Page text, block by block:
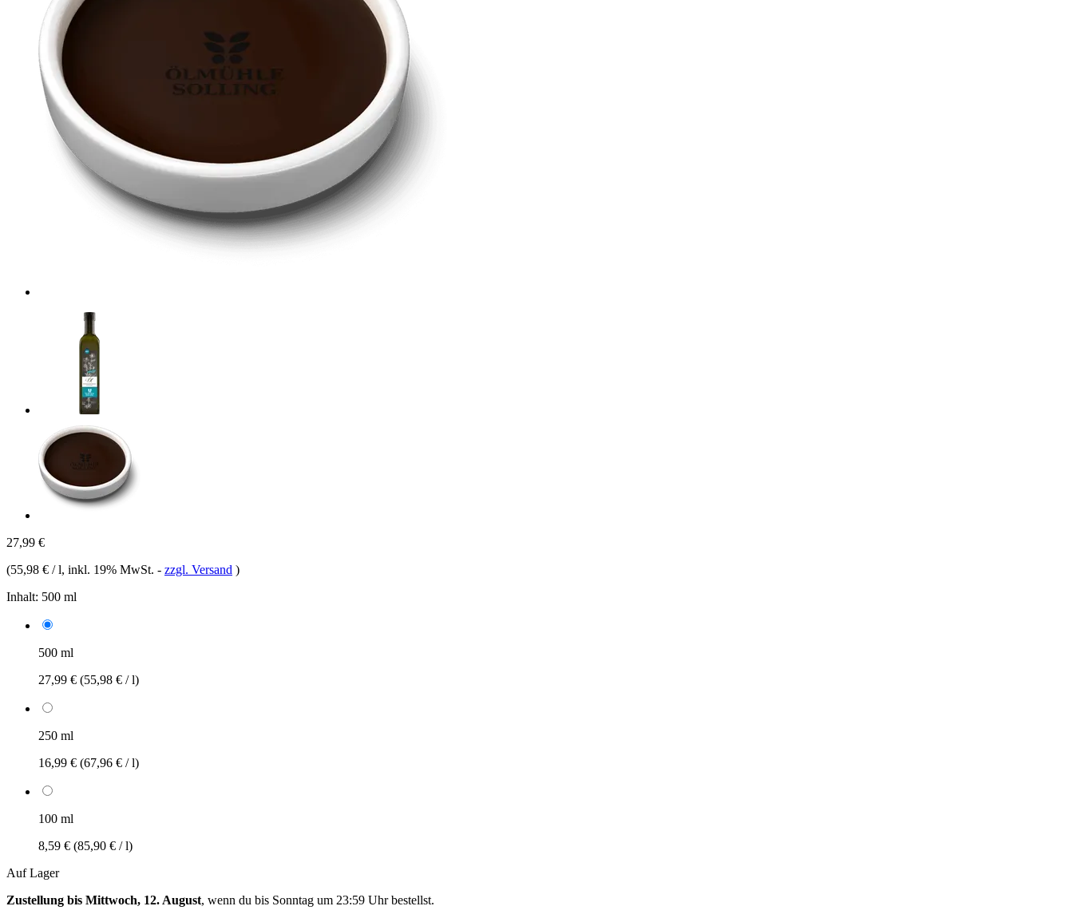
27,99 €
(55,98 € / l, inkl. 19% MwSt. - zzgl. Versand )
Inhalt: 500 ml
500 ml
27,99 € (55,98 € / l)
250 ml
16,99 € (67,96 € / l)
100 ml
8,59 € (85,90 € / l)
Auf Lager
Zustellung bis Mittwoch, 12. August, wenn du bis Sonntag um 23:59 Uhrbestellst.